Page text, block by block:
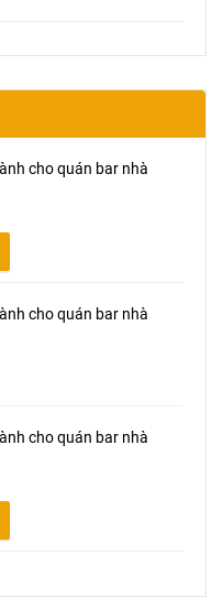
cho quán bar nhà
cho quán bar nhà
cho quán bar nhà